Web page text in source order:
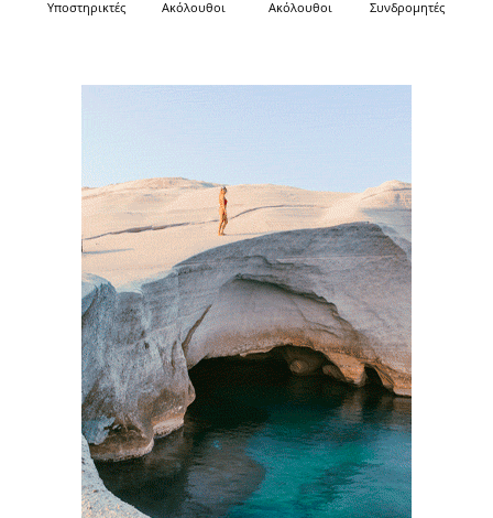
Υποστηρικτές Ακόλουθοι Ακόλουθοι Συνδρομητές